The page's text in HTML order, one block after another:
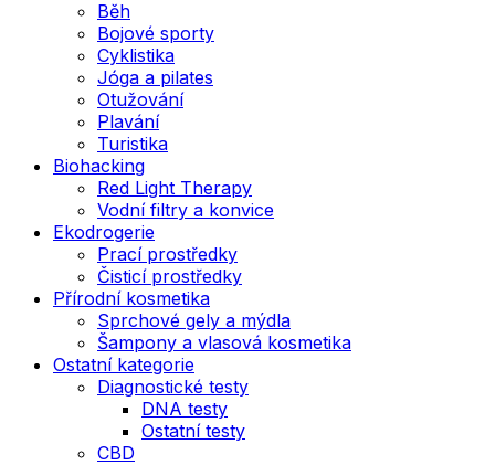
Běh
Bojové sporty
Cyklistika
Jóga a pilates
Otužování
Plavání
Turistika
Biohacking
Red Light Therapy
Vodní filtry a konvice
Ekodrogerie
Prací prostředky
Čisticí prostředky
Přírodní kosmetika
Sprchové gely a mýdla
Šampony a vlasová kosmetika
Ostatní kategorie
Diagnostické testy
DNA testy
Ostatní testy
CBD